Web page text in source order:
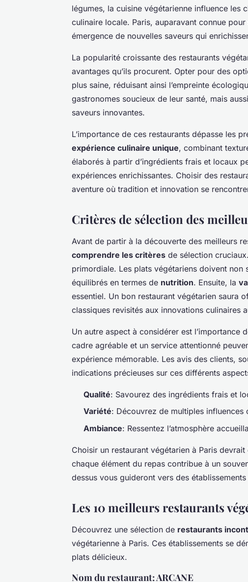
légumes, la cuisine végétarienne influence les
culinaire locale. Paris, auparavant connue
émergence de nouvelles saveurs qui
La popularité croissante des restaurants
avantages qu’ils procurent. Opter pour des
plus saine, réduisant ainsi l’empreinte
gastronomes soucieux de leur santé, mais
saveurs innovantes.
L’importance de ces restaurants dépasse les
expérience culinaire unique, combinant
élaborés à partir d’ingrédients frais et locaux
expériences enrichissantes. Choisir des
aventure où tradition et innovation se
Critères de sélection des
Avant de partir à la découverte des meilleurs
comprendre les critères de sélection
primordiale. Les plats végétariens doivent non
équilibrés en termes de nutrition. Ensuite, la
essentiel. Un bon restaurant végétarien saura
classiques revisités aux innovations culinaires
Un autre aspect à considérer est l’importance
cadre agréable et un service attentionné
expérience mémorable. Les avis des clients,
indications précieuses sur ces différents
Qualité: Savourez des ingrédients frais et
Variété: Découvrez de multiples influences
Ambiance: Ressentez l’atmosphère
Choisir un restaurant végétarien à Paris
chaque élément du repas contribue à un
dessus vous guideront vers des
Les 10 meilleurs restaurants
Découvrez une sélection de restaurants
végétarienne à Paris. Ces établissements se
plats délicieux.
Nom du restaurant: ARCANE